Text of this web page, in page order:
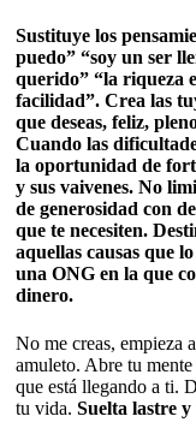
Sustituye los
puedo” “soy un ser
querido” “la riqueza
facilidad”. Crea las
que deseas, feliz,
Cuando las
la oportunidad de
y sus vaivenes. No
de generosidad con
que te necesiten.
aquellas causas que
una ONG en la que
dinero.
No me creas, empieza
amuleto. Abre tu
que está llegando a ti.
tu vida. Suelta lastre